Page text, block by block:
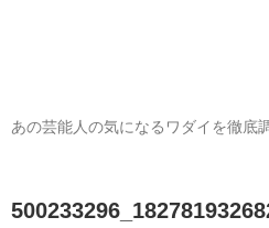
あの芸能人の気になるワダイを徹底